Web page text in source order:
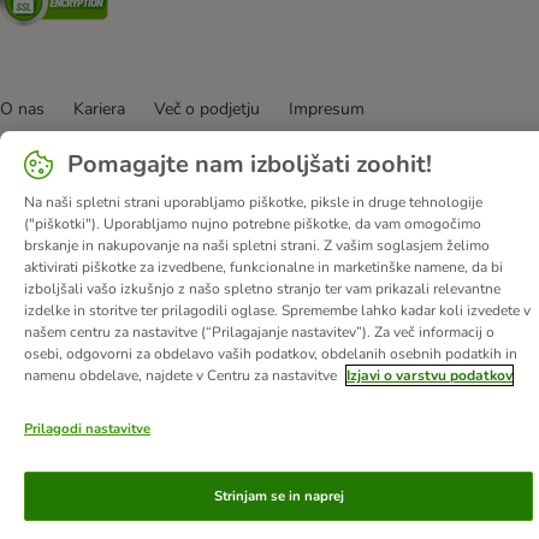
O nas Kariera Več o podjetju
Impresum
Pogoji poslovanja
Odpadki in predpisi glede varovanja okolja
Kontakt
Stroški pošiljanja in čas dostave
Načini plačila
Zasebnost
Izjava o dostopnosti
Informacije – Zakon o digitalnih storitvah
© zooplus SE2026
Pomagajte nam izboljšati zoohit!
Na naši spletni strani uporabljamo piškotke, piksle in druge tehnologije
("piškotki"). Uporabljamo nujno potrebne piškotke, da vam omogočimo
brskanje in nakupovanje na naši spletni strani. Z vašim soglasjem želimo
aktivirati piškotke za izvedbene, funkcionalne in marketinške namene, da bi
izboljšali vašo izkušnjo z našo spletno stranjo ter vam prikazali relevantne
izdelke in storitve ter prilagodili oglase. Spremembe lahko kadar koli izvedete v
našem centru za nastavitve (“Prilagajanje nastavitev”). Za več informacij o
osebi, odgovorni za obdelavo vaših podatkov, obdelanih osebnih podatkih in
namenu obdelave, najdete v Centru za nastavitve Izjavi o varstvu podatkov
Prilagodi nastavitve
Strinjam se in naprej